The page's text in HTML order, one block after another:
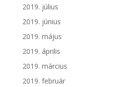
2019. július
2019. június
2019. május
2019. április
2019. március
2019. február